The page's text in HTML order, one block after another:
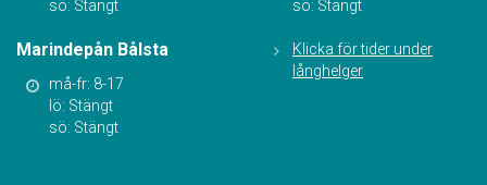
sö: Stängt
sö: Stängt
Marindepån Bålsta
må-fr: 8-17
lö: Stängt
sö: Stängt
Klicka för tider under
långhelger